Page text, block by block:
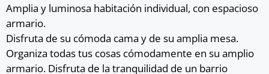
Amplia y luminosa habitación individual, con espacioso
armario.
Disfruta de su cómoda cama y de su amplia mesa.
Organiza todas tus cosas cómodamente en su amplio
armario. Disfruta de la tranquilidad de un barrio